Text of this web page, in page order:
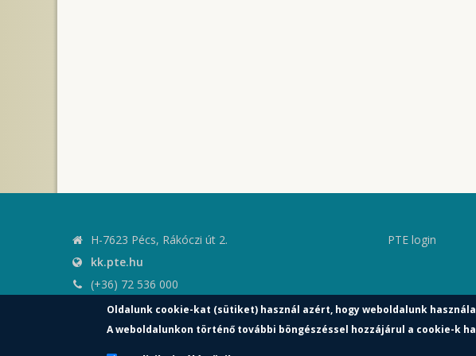
H-7623 Pécs, Rákóczi út 2.
kk.pte.hu
(+36) 72 536 000
kk.elnoki.hivatal@pte.hu
pte.hu
PTE login
Oldalunk cookie-kat (sütiket) használ azért, hogy weboldalunk
A weboldalunkon történő további böngészéssel hozzájárul a cookie-k